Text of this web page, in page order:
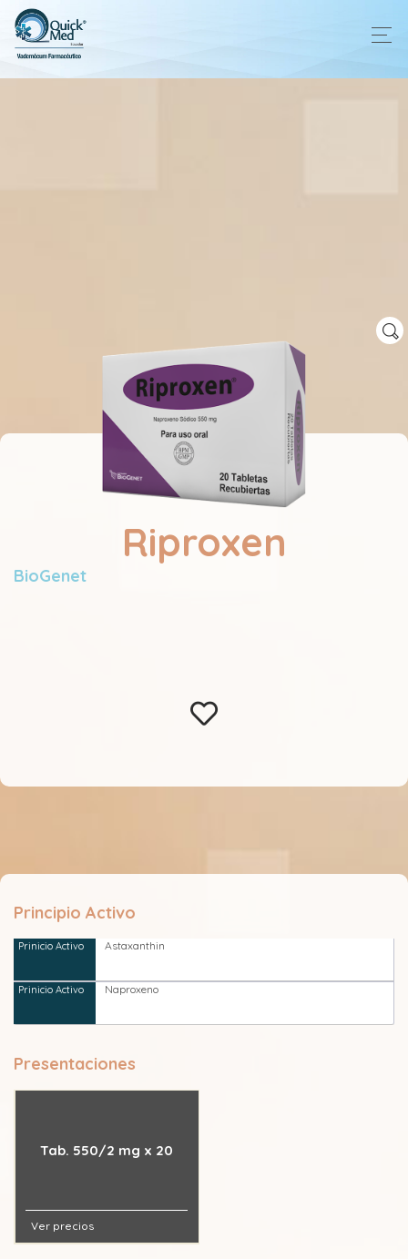
Riproxen
BioGenet
Principio Activo
Astaxanthin
Naproxeno
Presentaciones
Tab. 550/2 mg x 20
Ver precios